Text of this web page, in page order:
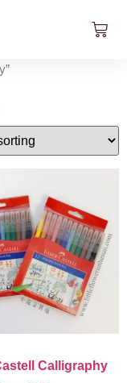
Calligraphy